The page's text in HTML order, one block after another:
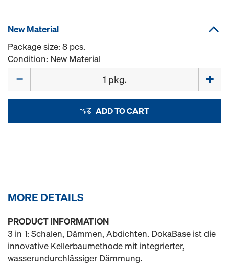
New Material
Package size: 8 pcs.
Condition: New Material
ADD TO CART
MORE DETAILS
PRODUCT INFORMATION
3 in 1: Schalen, Dämmen, Abdichten. DokaBase ist die
innovative Kellerbaumethode mit integrierter,
wasserundurchlässiger Dämmung.